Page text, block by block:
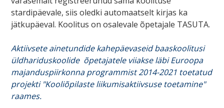
stardipäevale, siis oledki automaatselt kirjas ka
jätkupäeval. Koolitus on osalevale õpetajale TASUTA.
Aktiivsete ainetundide kahepäevaseid baaskoolitusi
üldhariduskoolide õpetajatele viiakse läbi Euroopa
majanduspiirkonna programmist 2014-2021 toetatud
projekti "Kooliõpilaste liikumisaktiivsuse toetamine"
raames.